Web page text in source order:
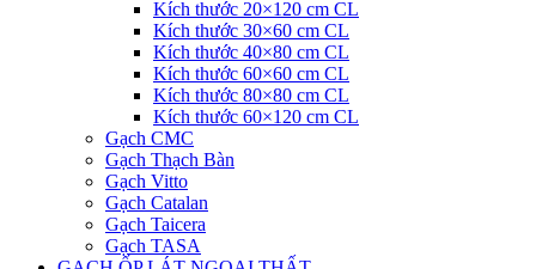
Kích thước 20×120 cm CL
Kích thước 30×60 cm CL
Kích thước 40×80 cm CL
Kích thước 60×60 cm CL
Kích thước 80×80 cm CL
Kích thước 60×120 cm CL
Gạch CMC
Gạch Thạch Bàn
Gạch Vitto
Gạch Catalan
Gạch Taicera
Gạch TASA